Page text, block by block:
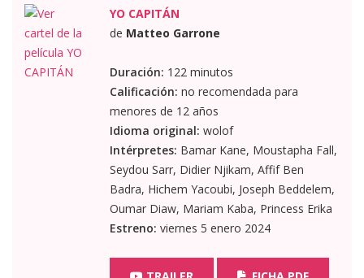
YO CAPITÁN
de Matteo Garrone
Duración: 122 minutos
Calificación: no recomendada para
menores de 12 años
Idioma original: wolof
Intérpretes: Bamar Kane, Moustapha Fall,
Seydou Sarr, Didier Njikam, Affif Ben
Badra, Hichem Yacoubi, Joseph Beddelem,
Oumar Diaw, Mariam Kaba, Princess Erika
Estreno: viernes 5 enero 2024